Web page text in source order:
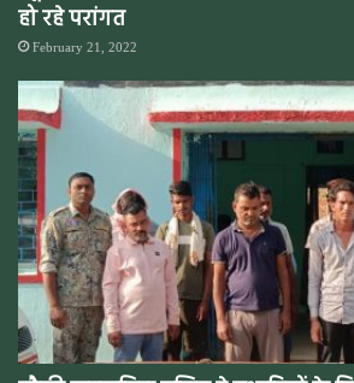
हो रहे परांगत
February 21, 2022